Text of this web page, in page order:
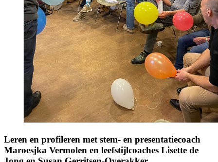
Leren en profileren met stem- en presentatiecoach
Maroesjka Vermolen en leefstijlcoaches Lisette de